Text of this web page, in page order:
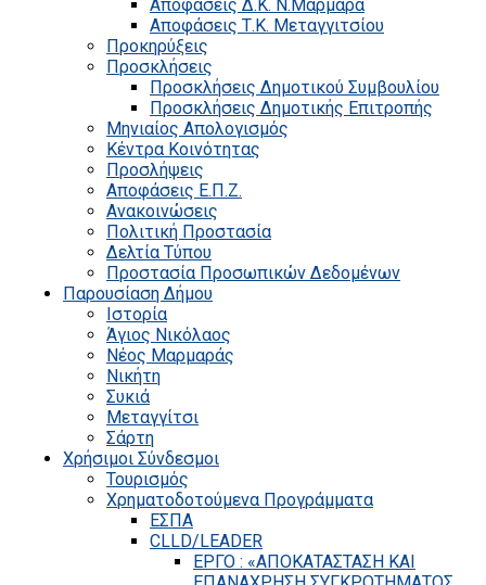
Αποφάσεις Δ.Κ. Ν.Μαρμαρά
Αποφάσεις Τ.Κ. Μεταγγιτσίου
Προκηρύξεις
Προσκλήσεις
Προσκλήσεις Δημοτικού Συμβουλίου
Προσκλήσεις Δημοτικής Επιτροπής
Μηνιαίος Απολογισμός
Κέντρα Κοινότητας
Προσλήψεις
Αποφάσεις Ε.Π.Ζ.
Ανακοινώσεις
Πολιτική Προστασία
Δελτία Τύπου
Προστασία Προσωπικών Δεδομένων
Παρουσίαση Δήμου
Ιστορία
Άγιος Νικόλαος
Νέος Μαρμαράς
Νικήτη
Συκιά
Μεταγγίτσι
Σάρτη
Χρήσιμοι Σύνδεσμοι
Τουρισμός
Χρηματοδοτούμενα Προγράμματα
ΕΣΠΑ
CLLD/LEADER
ΕΡΓΟ : «ΑΠΟΚΑΤΑΣΤΑΣΗ ΚΑΙ